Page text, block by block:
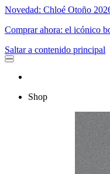
Novedad: Chloé Otoño
Comprar ahora: el icónico
Saltar a contenido principal
Shop